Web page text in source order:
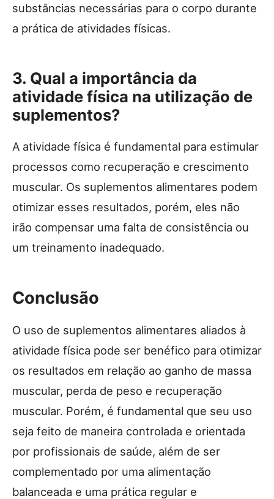
substâncias necessárias para o corpo durante
a prática de atividades físicas.
3. Qual a importância da
atividade física na utilização de
suplementos?
A atividade física é fundamental para estimular
processos como recuperação e crescimento
muscular. Os suplementos alimentares podem
otimizar esses resultados, porém, eles não
irão compensar uma falta de consistência ou
um treinamento inadequado.
Conclusão
O uso de suplementos alimentares aliados à
atividade física pode ser benéfico para otimizar
os resultados em relação ao ganho de massa
muscular, perda de peso e recuperação
muscular. Porém, é fundamental que seu uso
seja feito de maneira controlada e orientada
por profissionais de saúde, além de ser
complementado por uma alimentação
balanceada e uma prática regular e